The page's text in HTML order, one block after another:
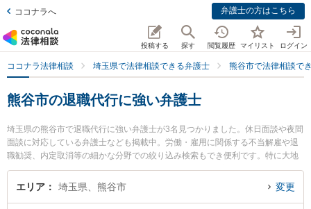
ココナラへ 弁護士の方はこちら
投稿する 探す 閲覧履歴 マイリスト ログイン
ココナラ法律相談 埼玉県で法律相談できる弁護士 熊谷市で法律相談で
熊谷市の退職代行に強い弁護士
埼玉県の熊谷市で退職代行に強い弁護士が3名見つかりました。休日面談や夜間
面談に対応している弁護士なども掲載中。労働・雇用に関係する不当解雇や退
職勧奨、内定取消等の細かな分野での絞り込み検索もでき便利です。特に大地
法律事務所の吉野 大地弁護士や青山法律事務所の青山 智京弁護士、かごはら法
律事務所の木村 憲司弁護士のプロフィール情報や弁護士費用、強みなどが注目
エリア 埼玉県、熊谷市 変更